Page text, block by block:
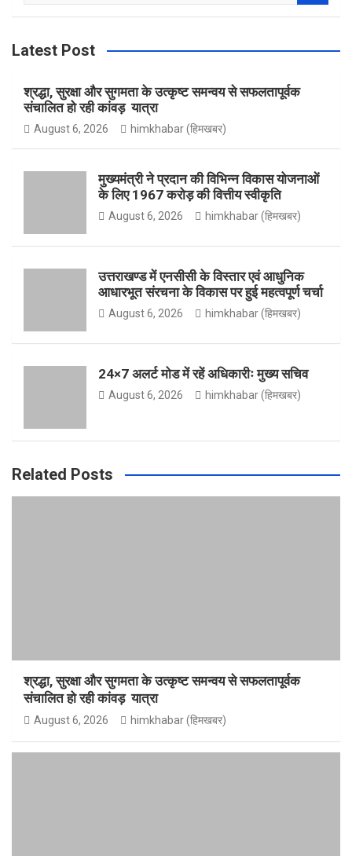
b
t
a
m
i
r
o
b
e
a
c
Latest Post
श्रद्धा, सुरक्षा और सुगमता के उत्कृष्ट समन्वय से सफलतापूर्वक
संचालित हो रही कांवड़ यात्रा
August 6, 2026 himkhabar (हिमखबर)
मुख्यमंत्री ने प्रदान की विभिन्न विकास योजनाओं
के लिए 1967 करोड़ की वित्तीय स्वीकृति
August 6, 2026 himkhabar (हिमखबर)
उत्तराखण्ड में एनसीसी के विस्तार एवं आधुनिक
आधारभूत संरचना के विकास पर हुई महत्वपूर्ण चर्चा
August 6, 2026 himkhabar (हिमखबर)
24×7 अलर्ट मोड में रहें अधिकारीः मुख्य सचिव
August 6, 2026 himkhabar (हिमखबर)
Related Posts
श्रद्धा, सुरक्षा और सुगमता के उत्कृष्ट समन्वय से सफलतापूर्वक
संचालित हो रही कांवड़ यात्रा
August 6, 2026 himkhabar (हिमखबर)